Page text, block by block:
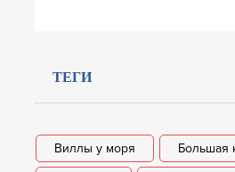
ТЕГИ
Виллы у моря Большая